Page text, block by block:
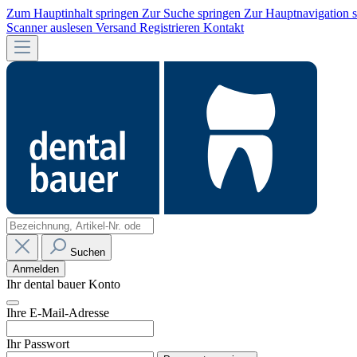
Zum Hauptinhalt springen Zur Suche springen Zur Hauptnavigation
Scanner auslesen Versand Registrieren Kontakt
Suchen
Anmelden
Ihr dental bauer Konto
Ihre E-Mail-Adresse
Ihr Passwort